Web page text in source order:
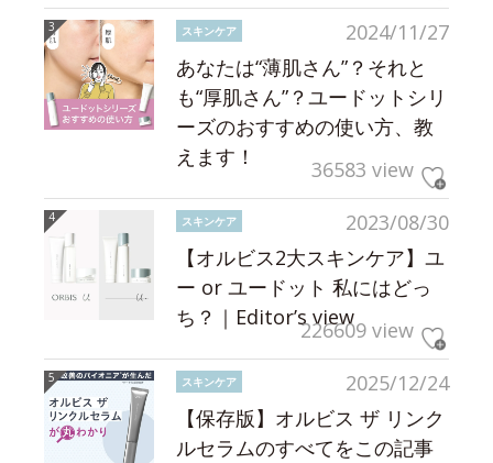
2024/11/27
スキンケア
あなたは“薄肌さん”？それと
も“厚肌さん”？ユードットシリ
ーズのおすすめの使い方、教
えます！
36583 view
2023/08/30
スキンケア
【オルビス2大スキンケア】ユ
ー or ユードット 私にはどっ
ち？｜Editor’s view226609 view
2025/12/24
スキンケア
【保存版】オルビス ザ リンク
ルセラムのすべてをこの記事